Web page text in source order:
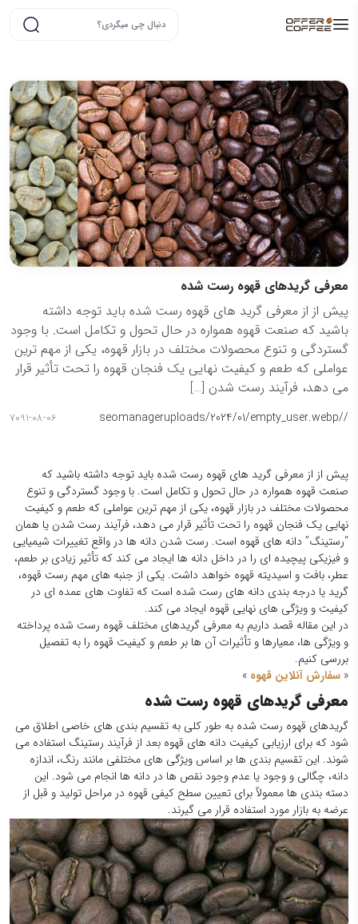
معرفی گریدهای قهوه رست شده
پیش از از معرفی گرید های قهوه رست شده باید توجه داشته
باشید که صنعت قهوه همواره در حال تحول و تکامل است. با وجود
گستردگی و تنوع محصولات مختلف در بازار قهوه، یکی از مهم ترین
عواملی که طعم و کیفیت نهایی یک فنجان قهوه را تحت تأثیر قرار
می دهد، فرآیند رست شدن […]
/
/uploads/2024/01/empty_user.webp
seomanager
7091-08-06
پیش از از معرفی گرید های قهوه رست شده باید توجه داشته باشید که
صنعت قهوه همواره در حال تحول و تکامل است. با وجود گستردگی و تنوع
محصولات مختلف در بازار قهوه، یکی از مهم ترین عواملی که طعم و کیفیت
نهایی یک فنجان قهوه را تحت تأثیر قرار می دهد، فرآیند رست شدن یا همان
“رستینگ” دانه های قهوه است. رست شدن دانه ها در واقع تغییرات شیمیایی
و فیزیکی پیچیده ای را در داخل دانه ها ایجاد می کند که تأثیر زیادی بر طعم،
عطر، بافت و اسیدیته قهوه خواهد داشت. یکی از جنبه های مهم رست قهوه،
گرید یا درجه بندی دانه های رست شده است که تفاوت های عمده ای در
کیفیت و ویژگی های نهایی قهوه ایجاد می کند.
در این مقاله قصد داریم به معرفی گریدهای مختلف قهوه رست شده پرداخته
و ویژگی ها، معیارها و تأثیرات آن ها بر طعم و کیفیت قهوه را به تفصیل
بررسی کنیم.
« سفارش آنلاین قهوه »
معرفی گریدهای قهوه رست شده
گریدهای قهوه رست شده به طور کلی به تقسیم بندی های خاصی اطلاق می
شود که برای ارزیابی کیفیت دانه های قهوه بعد از فرآیند رستینگ استفاده می
شوند. این تقسیم بندی ها بر اساس ویژگی های مختلفی مانند رنگ، اندازه
دانه، چگالی و وجود یا عدم وجود نقص ها در دانه ها انجام می شود. این
دسته بندی ها معمولاً برای تعیین سطح کیفی قهوه در مراحل تولید و قبل از
عرضه به بازار مورد استفاده قرار می گیرند.